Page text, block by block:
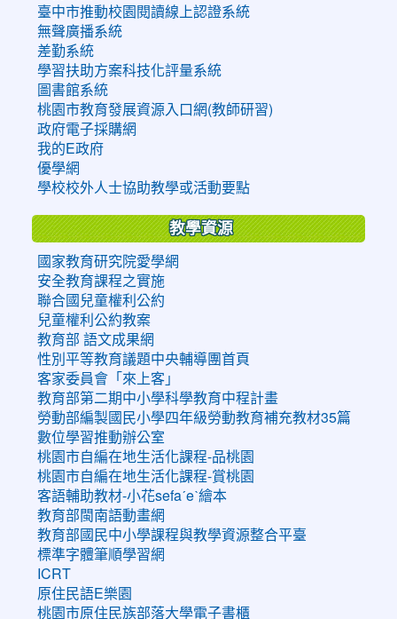
臺中市推動校園閱讀線上認證系統
無聲廣播系統
差勤系統
學習扶助方案科技化評量系統
圖書館系統
桃園市教育發展資源入口網(教師研習)
政府電子採購網
我的E政府
優學網
學校校外人士協助教學或活動要點
教學資源
國家教育研究院愛學網
安全教育課程之實施
聯合國兒童權利公約
兒童權利公約教案
教育部 語文成果網
性別平等教育議題中央輔導團首頁
客家委員會「來上客」
教育部第二期中小學科學教育中程計畫
勞動部編製國民小學四年級勞動教育補充教材35篇
數位學習推動辦公室
桃園市自編在地生活化課程-品桃園
桃園市自編在地生活化課程-賞桃園
客語輔助教材-小花sefaˊeˋ繪本
教育部閩南語動畫網
教育部國民中小學課程與教學資源整合平臺
標準字體筆順學習網
ICRT
原住民語E樂園
桃園市原住民族部落大學電子書櫃